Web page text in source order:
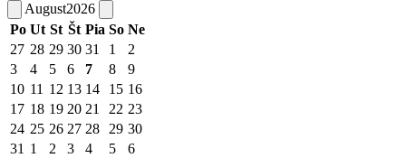
August2026
Po Ut St Št Pia So Ne
27 28 29 30 31 1
2
3
4 5 6 7 8
9
10 11 12 13 14 15 16
17 18 19 20 21 22 23
24 25 26 27 28 29 30
31 1 2 3 4 5 6